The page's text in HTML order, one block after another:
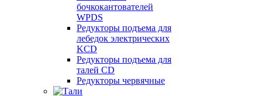
бочкокантователей
WPDS
Редукторы подъема для
лебедок электрических
KCD
Редукторы подъема для
талей CD
Редукторы червячные